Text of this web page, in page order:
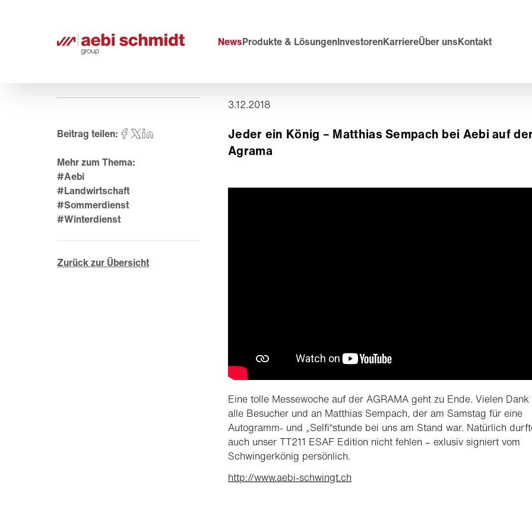
NewsProdukte & LösungenInvestorenKarriereÜber unsKontakt
Beitrag teilen:
Mehr zum Thema:
#Aebi
#Landwirtschaft
#Sommerdienst
#Winterdienst
Zurück zur Übersicht
3.12.2018
Jeder ein König – Matthias Sempach bei Aebi auf
Agrama
Eine tolle Messewoche auf der AGRAMA geht zu Ende. Vielen Dank
alle Besucher und an Matthias Sempach, der am Samstag für eine
Autogramm- und „Selfi“stunde bei uns am Stand war. Natürlich
auch unser TT211 ESAF Edition nicht fehlen – exlusiv signiert vom
Schwingerkönig persönlich.
http://www.aebi-schwingt.ch